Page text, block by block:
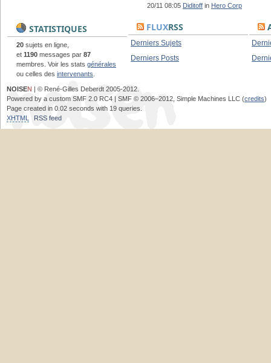
20/11 08:05 Diditoff in Hero Corp
STATISTIQUES
20 sujets en ligne,
et 1190 messages par 87
membres. Voir les stats générales
ou celles des intervenants
FLUXRSS
Derniers Sujets
Derniers Posts
NOISEN | © René-Gilles Deberdt 2005-2012.
Powered by a custom SMF 2.0 RC4 | SMF © 2006–2012, Simple Machines LLC (credits)
Page created in 0.02 seconds with 19 queries.
XHTML
RSS feed